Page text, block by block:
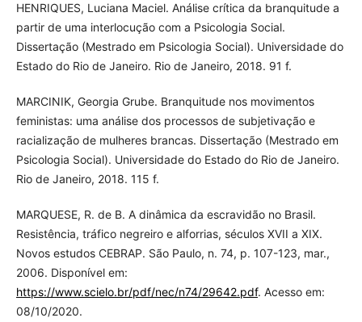
HENRIQUES, Luciana Maciel. Análise crítica da branquitude a
partir de uma interlocução com a Psicologia Social.
Dissertação (Mestrado em Psicologia Social). Universidade do
Estado do Rio de Janeiro. Rio de Janeiro, 2018. 91 f.
MARCINIK, Georgia Grube. Branquitude nos movimentos
feministas: uma análise dos processos de subjetivação e
racialização de mulheres brancas. Dissertação (Mestrado em
Psicologia Social). Universidade do Estado do Rio de Janeiro.
Rio de Janeiro, 2018. 115 f.
MARQUESE, R. de B. A dinâmica da escravidão no Brasil.
Resistência, tráfico negreiro e alforrias, séculos XVII a XIX.
Novos estudos CEBRAP. São Paulo, n. 74, p. 107-123, mar.,
2006. Disponível em:
https://www.scielo.br/pdf/nec/n74/29642.pdf. Acesso em:
08/10/2020.